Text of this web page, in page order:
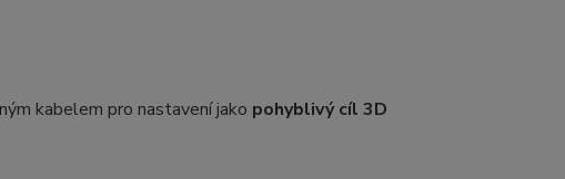
kabelem pro nastavení jako pohyblivý cíl 3D